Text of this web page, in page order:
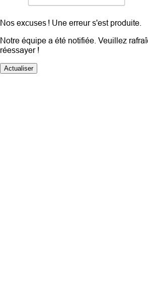
Nos excuses ! Une erreur s'est produite.
Notre équipe a été notifiée. Veuillez
réessayer !
Actualiser